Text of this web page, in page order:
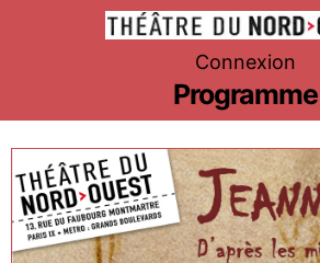
Théâtre
du
Nord-
Ouest
Connexion
Programme